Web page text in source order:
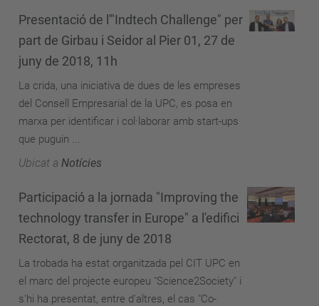
Presentació de l'"Indtech Challenge" per
part de Girbau i Seidor al Pier 01, 27 de
juny de 2018, 11h
La crida, una iniciativa de dues de les empreses
del Consell Empresarial de la UPC, es posa en
marxa per identificar i col·laborar amb start-ups
que puguin ...
Ubicat a Notícies
Participació a la jornada "Improving the
technology transfer in Europe" a l'edifici
Rectorat, 8 de juny de 2018
La trobada ha estat organitzada pel CIT UPC en
el marc del projecte europeu "Science2Society" i
s'hi ha presentat, entre d'altres, el cas "Co-